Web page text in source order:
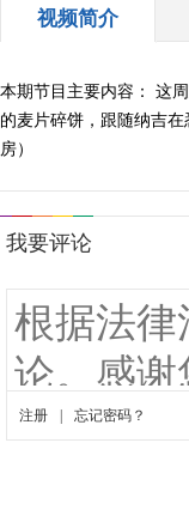
视频简介
本期节目主要内容： 这
的麦片碎饼，跟随纳吉
房）